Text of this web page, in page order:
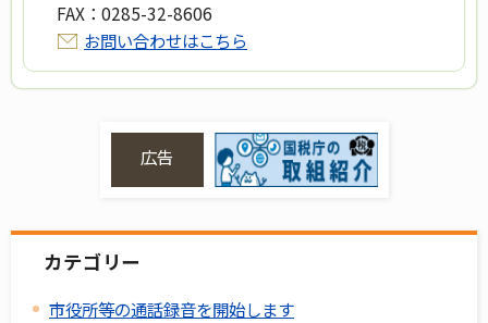
FAX： 0285-32-8606
お問い合わせはこちら
広告
カテゴリー
市役所等の通話録音を開始します